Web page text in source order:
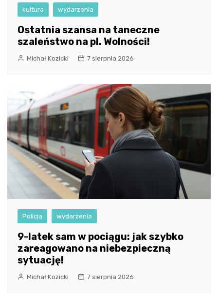
kultura wydarzenia
Ostatnia szansa na taneczne
szaleństwo na pl. Wolności!
Michał Kozicki 7 sierpnia 2026
Policja wydarzenia
9-latek sam w pociągu: jak szybko
zareagowano na niebezpieczną
sytuację!
Michał Kozicki 7 sierpnia 2026